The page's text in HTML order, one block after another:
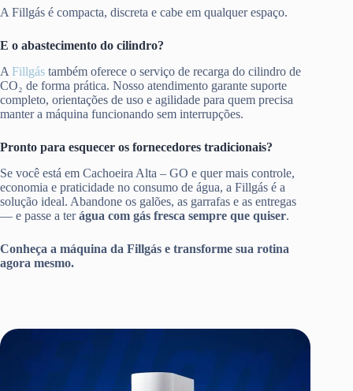
A Fillgás é compacta, discreta e cabe em qualquer espaço.
E o abastecimento do cilindro?
A Fillgás também oferece o serviço de recarga do cilindro de
CO₂ de forma prática. Nosso atendimento garante suporte
completo, orientações de uso e agilidade para quem precisa
manter a máquina funcionando sem interrupções.
Pronto para esquecer os fornecedores tradicionais?
Se você está em Cachoeira Alta – GO e quer mais controle,
economia e praticidade no consumo de água, a Fillgás é a
solução ideal. Abandone os galões, as garrafas e as entregas
— e passe a terágua com gás fresca sempre que quiser.
Conheça a máquina da Fillgás e transforme sua rotina
agora mesmo.